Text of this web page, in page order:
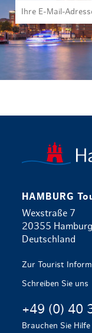
HAMBURG
Wexstraße 7
20355 Hamburg
Deutschland
Zur Tourist
Schreiben Sie uns
+49 (0) 40
Brauchen Sie